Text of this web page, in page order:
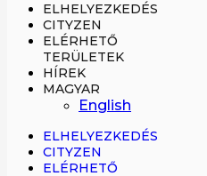
ELHELYEZKEDÉS
CITYZEN
ELÉRHETŐ
TERÜLETEK
HÍREK
MAGYAR
English
ELHELYEZKEDÉS
CITYZEN
ELÉRHETŐ